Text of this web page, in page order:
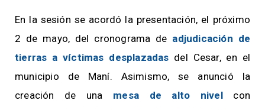
En la sesión se acordó la presentación, el próximo
2 de mayo, del cronograma de adjudicación de
tierras a víctimas desplazadas del Cesar, en el
municipio de Maní. Asimismo, se anunció la
creación de una mesa de alto nivelcon